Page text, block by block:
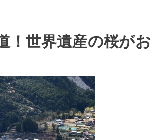
！世界遺産の桜がお